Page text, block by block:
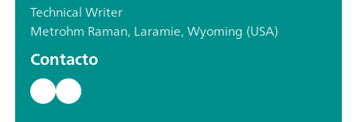
Technical Writer
Metrohm Raman, Laramie, Wyoming (USA)
Contacto